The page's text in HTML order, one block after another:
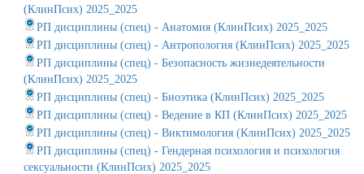
(КлинПсих) 2025_2025
РП дисциплины (спец) - Анатомия (КлинПсих) 2025_2025
РП дисциплины (спец) - Антропология (КлинПсих) 2025_2025
РП дисциплины (спец) - Безопасность жизнедеятельности
(КлинПсих) 2025_2025
РП дисциплины (спец) - Биоэтика (КлинПсих) 2025_2025
РП дисциплины (спец) - Ведение в КП (КлинПсих) 2025_2025
РП дисциплины (спец) - Виктимология (КлинПсих) 2025_2025
РП дисциплины (спец) - Гендерная психология и психология
сексуальности (КлинПсих) 2025_2025